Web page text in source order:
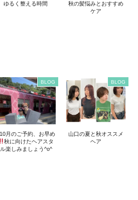
ゆるく整える時間
秋の髪悩みとおすすめ
ケア
BLOG
月のご予約、お早め
秋に向けたヘアスタ
楽しみましょう^o^
BLOG
山口の夏と秋オススメ
ヘア